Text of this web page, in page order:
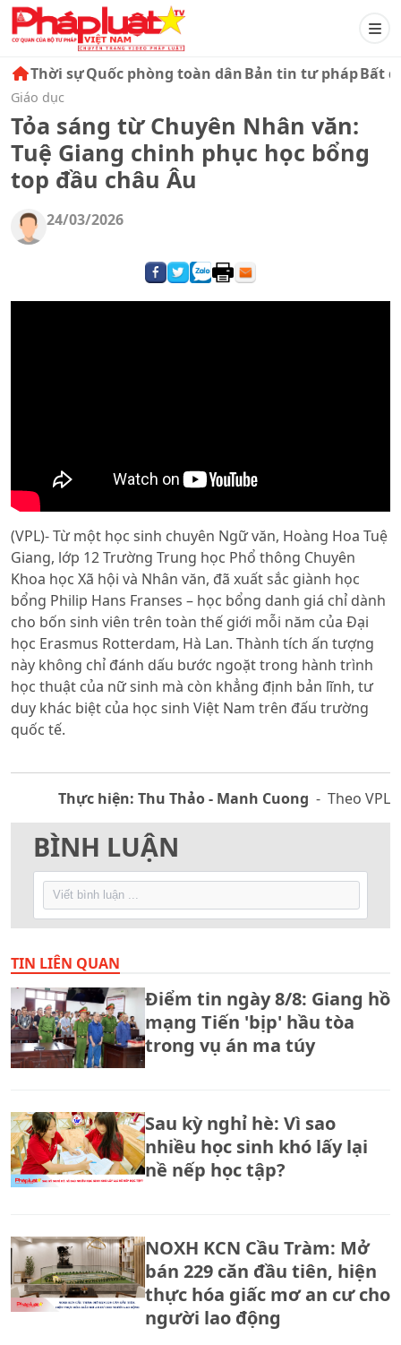
Thời sựQuốc phòng toàn dânBản tin tư phápBất
Giáo dục
Tỏa sáng từ Chuyên Nhân văn:
Tuệ Giang chinh phục học bổng
top đầu châu Âu
24/03/2026
(VPL)- Từ một học sinh chuyên Ngữ văn, Hoàng Hoa Tuệ
Giang, lớp 12 Trường Trung học Phổ thông Chuyên
Khoa học Xã hội và Nhân văn, đã xuất sắc giành học
bổng Philip Hans Franses – học bổng danh giá chỉ dành
cho bốn sinh viên trên toàn thế giới mỗi năm của Đại
học Erasmus Rotterdam, Hà Lan. Thành tích ấn tượng
này không chỉ đánh dấu bước ngoặt trong hành trình
học thuật của nữ sinh mà còn khẳng định bản lĩnh, tư
duy khác biệt của học sinh Việt Nam trên đấu trường
quốc tế.
Thực hiện: Thu Thảo - Manh Cuong - Theo VPL
BÌNH LUẬN
TIN LIÊN QUAN
Điểm tin ngày 8/8: Giang hồ
mạng Tiến 'bịp' hầu tòa
trong vụ án ma túy
Sau kỳ nghỉ hè: Vì sao
nhiều học sinh khó lấy lại
nề nếp học tập?
NOXH KCN Cầu Tràm: Mở
bán 229 căn đầu tiên, hiện
thực hóa giấc mơ an cư cho
người lao động